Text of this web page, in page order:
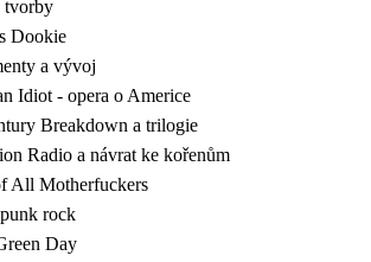
tvorby
Dookie
a vývoj
Idiot - opera o Americe
Breakdown a trilogie
Radio a návrat ke kořenům
All Motherfuckers
rock
Day